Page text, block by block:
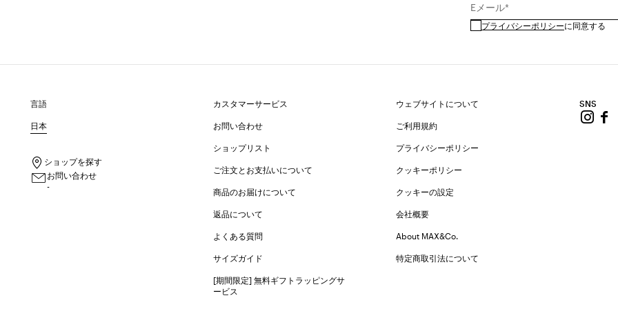
Eメール*
プライバシーポリシーに同意する
言語
日本
ショップを探す
お問い合わせ
-
カスタマーサービス
お問い合わせ
ショップリスト
ご注文とお支払いについて
商品のお届けについて
返品について
よくある質問
サイズガイド
[期間限定] 無料ギフトラッピングサ
ービス
ウェブサイトについて
ご利用規約
プライバシーポリシー
クッキーポリシー
クッキーの設定
会社概要
About MAX&Co.
特定商取引法について
SNS